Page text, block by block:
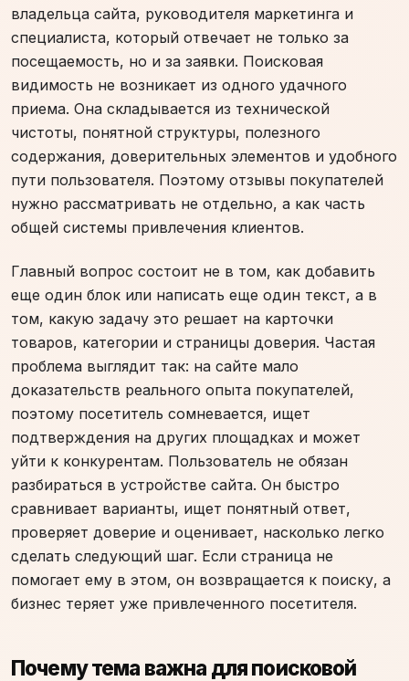
владельца сайта, руководителя маркетинга и
специалиста, который отвечает не только за
посещаемость, но и за заявки. Поисковая
видимость не возникает из одного удачного
приема. Она складывается из технической
чистоты, понятной структуры, полезного
содержания, доверительных элементов и удобного
пути пользователя. Поэтому отзывы покупателей
нужно рассматривать не отдельно, а как часть
общей системы привлечения клиентов.
Главный вопрос состоит не в том, как добавить
еще один блок или написать еще один текст, а в
том, какую задачу это решает на карточки
товаров, категории и страницы доверия. Частая
проблема выглядит так: на сайте мало
доказательств реального опыта покупателей,
поэтому посетитель сомневается, ищет
подтверждения на других площадках и может
уйти к конкурентам. Пользователь не обязан
разбираться в устройстве сайта. Он быстро
сравнивает варианты, ищет понятный ответ,
проверяет доверие и оценивает, насколько легко
сделать следующий шаг. Если страница не
помогает ему в этом, он возвращается к поиску, а
бизнес теряет уже привлеченного посетителя.
Почему тема важна для поисковой